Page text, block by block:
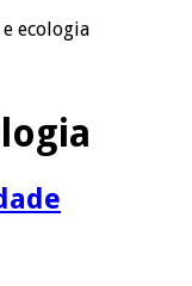
ecologia